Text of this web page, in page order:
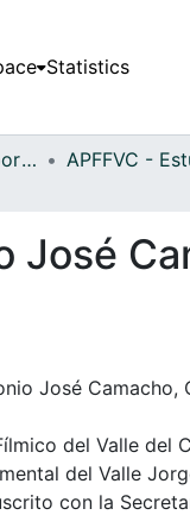
Statistics
La Educación y el Deporte
José
José Camacho,
del Valle del
del Valle
con la